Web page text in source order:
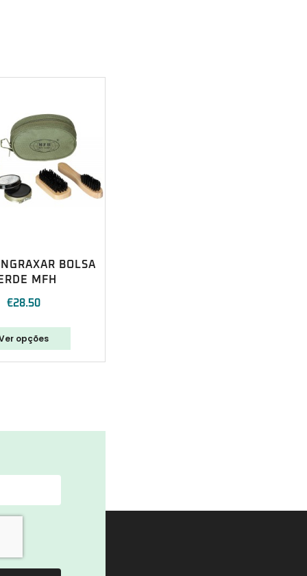
BOLSA
MFH
€28.50
opções